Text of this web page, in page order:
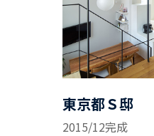
東京都Ｓ邸
2015/12完成